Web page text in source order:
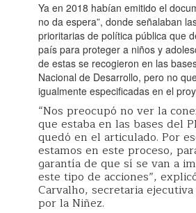
Ya en 2018 habían emitido el
no da espera”, donde señalaban
prioritarias de política pública que
país para proteger a niños y
de estas se recogieron en las
Nacional de Desarrollo, pero no
igualmente especificadas en el
“Nos preocupó no ver la
que estaba en las bases del
quedó en el articulado. Por
estamos en este proceso,
garantía de que sí se van a
este tipo de acciones”,
Carvalho, secretaria
por la Niñez.